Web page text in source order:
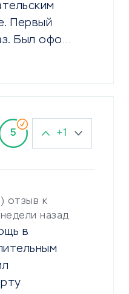
Первый
Был офо…
5 +1
отзыв к
назад
в